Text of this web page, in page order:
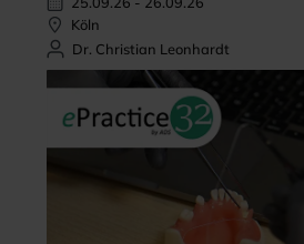
Köln
Dr. Christian Leonhardt